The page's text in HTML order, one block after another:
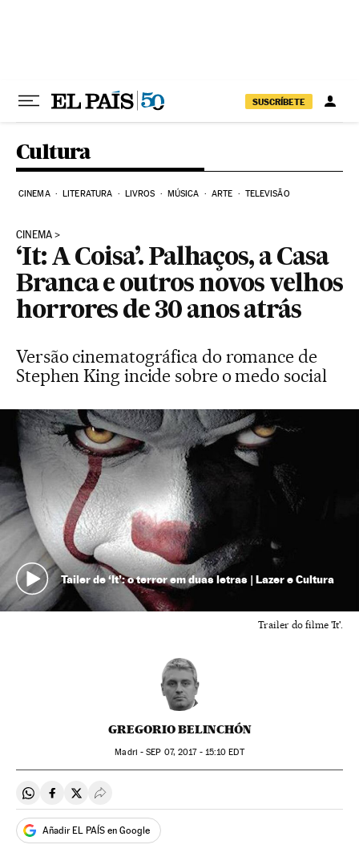
SUSCRÍBETE
Cultura
CINEMA LITERATURA LIVROS MÚSICA ARTE TELEVISÃO
CINEMA
‘It: A Coisa’. Palhaços, a Casa
Branca e outros novos velhos
horrores de 30 anos atrás
Versão cinematográfica do romance de
Stephen King incide sobre o medo social
Tailer de ‘It’: o terror em duas letras | Lazer e Cultura
Trailer do filme 'It'.
GREGORIO BELINCHÓN
Madri -SEP 07, 2017 - 15:10 EDT
Compartir en Whatsapp
Compartir en Facebook
Compartir en Twitter
Desplegar Redes Sociales
Añadir EL PAÍS en Google